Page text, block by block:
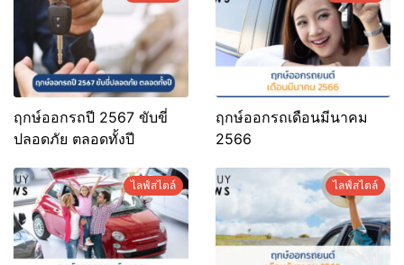
ฤกษ์ออกรถปี 2567 ขับขี่
ปลอดภัย ตลอดทั้งปี
ฤกษ์ออกรถเดือนมีนาคม
2566
ไลฟ์สไตล์ ไลฟ์สไตล์